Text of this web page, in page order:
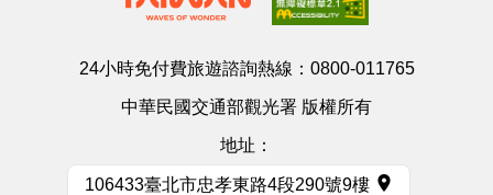
24小時免付費旅遊諮詢熱線： 0800-011765
中華民國交通部觀光署 版權所有
地址：
106433臺北市忠孝東路4段290號9樓